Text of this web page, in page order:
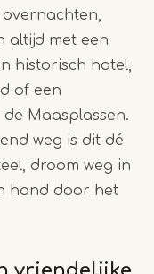
altijd met een
historisch hotel,
of een
Maasplassen.
weg is dit dé
droom weg in
hand door het